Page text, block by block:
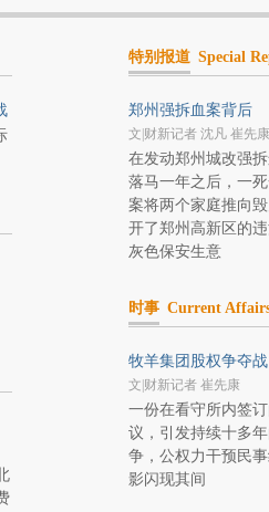
特别报道 Special
郑州强拆血案背后
文|财新记者 沈凡 崔先康
在发动郑州城改强
落马一年之后，一
案将两个家庭推向
开了郑州高新区的
灰色保安生意
时事 Current
牧羊集团股权争夺战
文|财新记者 崔先康
一份在看守所内签
议，引发持续十多
争，公权力干预民
影闪现其间